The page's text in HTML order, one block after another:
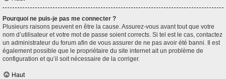
Pourquoi ne puis-je pas me connecter ?
Plusieurs raisons peuvent en être la cause. Assurez-vous avant tout que votre
nom d’utilisateur et votre mot de passe soient corrects. Si tel est le cas, contactez
un administrateur du forum afin de vous assurer de ne pas avoir été banni. Il est
également possible que le propriétaire du site internet ait un problème de
configuration et qu’il soit nécessaire de la corriger.
Haut